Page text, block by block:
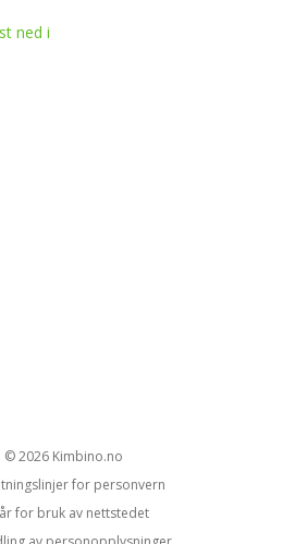
ned i
© 2026 kimbino.no
for personvern
for bruk av nettstedet